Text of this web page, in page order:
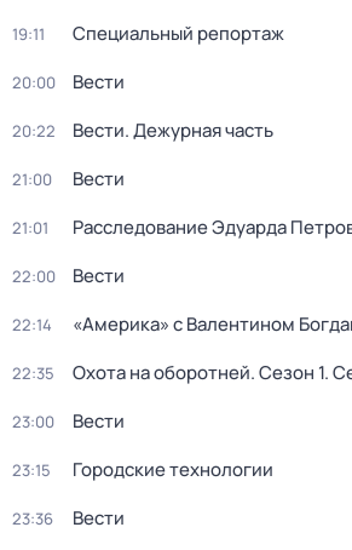
19:11 Специальный репортаж
20:00 Вести
20:22 Вести. Дежурная часть
21:00 Вести
21:01 Расследование Эдуарда
22:00 Вести
22:14 «Америка» с Валентином
22:35 Охота на оборотней. Сезон 1.
23:00 Вести
23:15 Городские технологии
23:36 Вести